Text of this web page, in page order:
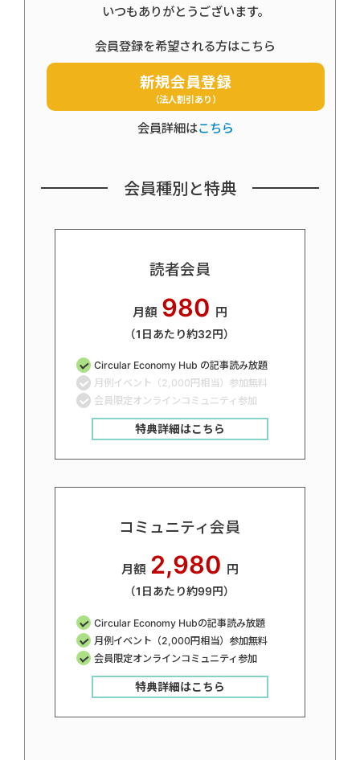
いつもありがとうございます。
会員登録を希望される方はこちら
新規会員登録
（法人割引あり）
会員詳細はこちら
会員種別と特典
読者会員
月額 980 円
（1日あたり約32円）
Circular Economy Hub の記事読み放題
月例イベント（2,000円相当）参加無料
会員限定オンラインコミュニティ参加
特典詳細はこちら
コミュニティ会員
月額 2,980 円
（1日あたり約99円）
Circular Economy Hubの記事読み放題
月例イベント（2,000円相当）参加無料
会員限定オンラインコミュニティ参加
特典詳細はこちら